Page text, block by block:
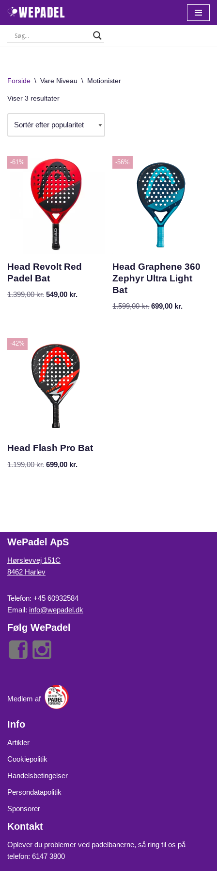
Spring
Forside \ Vare Niveau \ Motionister
Viser 3 resultater
-61%
Head Revolt Red
Padel Bat
1.399,00kr. 549,00 kr.
-56%
Head Graphene 360
Zephyr Ultra Light
Bat
1.599,00kr. 699,00 kr.
-42%
Head Flash Pro Bat
1.199,00kr. 699,00 kr.
WePadel ApS
Hørslevvej 151C
8462 Harlev
Telefon: +45 60932584
Email: info@wepadel.dk
Følg WePadel
Medlem af
Info
Artikler
Cookiepolitik
Handelsbetingelser
Persondatapolitik
Sponsorer
Kontakt
Oplever du problemer ved padelbanerne, så ring til os på
telefon: 6147 3800